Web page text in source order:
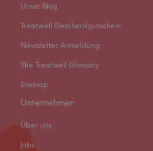
Unser Blog
Treatwell Geschenkgutschein
Newsletter Anmeldung
The Treatwell Glossary
Sitemap
Unternehmen
Über uns
Jobs